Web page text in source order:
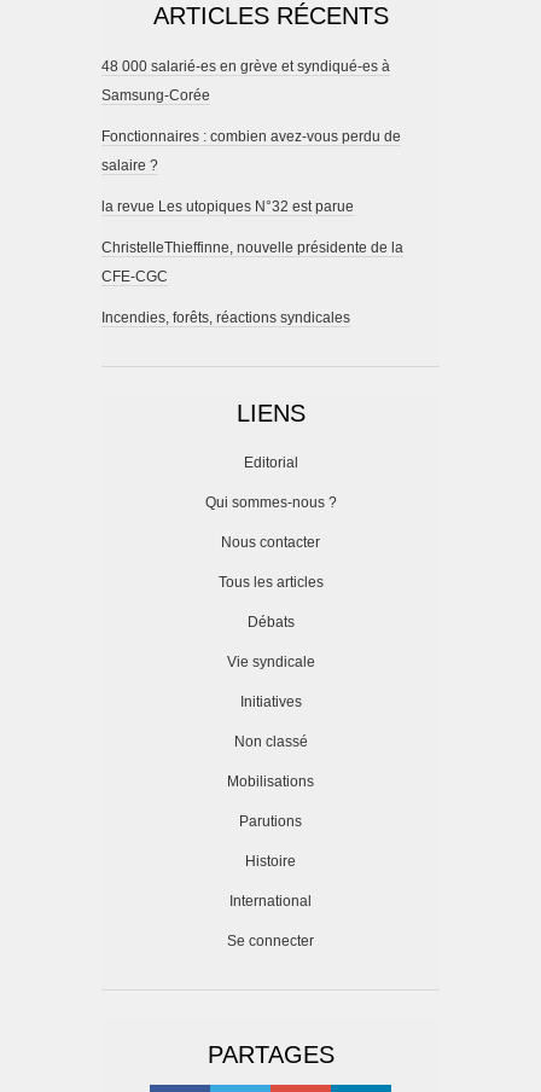
ARTICLES RÉCENTS
48 000 salarié-es en grève et syndiqué-es à
Samsung-Corée
Fonctionnaires : combien avez-vous perdu de
salaire ?
la revue Les utopiques N°32 est parue
ChristelleThieffinne, nouvelle présidente de la
CFE-CGC
Incendies, forêts, réactions syndicales
LIENS
Editorial
Qui sommes-nous ?
Nous contacter
Tous les articles
Débats
Vie syndicale
Initiatives
Non classé
Mobilisations
Parutions
Histoire
International
Se connecter
PARTAGES